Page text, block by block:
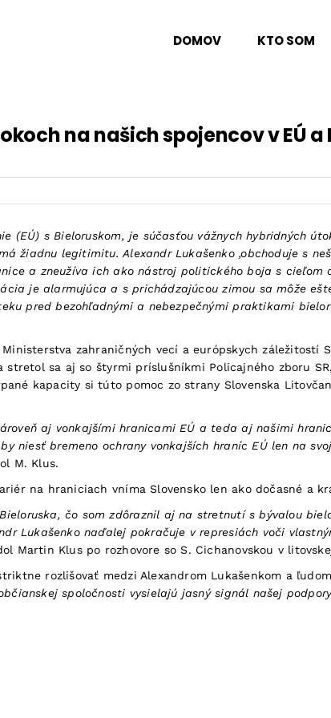
DOMOV KTO SOM
na našich spojencov v EÚ
(EÚ) s Bieloruskom, je súčasťou vážnych hybridných
žiadnu legitimitu. Alexandr Lukašenko ‚obchoduje s
a zneužíva ich ako nástroj politického boja s
je alarmujúca a s prichádzajúcou zimou sa môže
pred bezohľadnými a nebezpečnými praktikami
zahraničných vecí a európskych záležitostí
sa aj so štyrmi príslušníkmi Policajného zboru
kapacity si túto pomoc zo strany Slovenska
aj vonkajšími hranicami EÚ a teda aj našimi
niesť bremeno ochrany vonkajších hraníc EÚ len na
M. Klus.
na hraniciach vníma Slovensko len ako dočasné a
čo som zdôraznil aj na stretnutí s bývalou
Lukašenko naďalej pokračuje v represiách voči
Martin Klus po rozhovore so S. Cichanovskou v
rozlišovať medzi Alexandrom Lukašenkom a
spoločnosti vysielajú jasný signál našej